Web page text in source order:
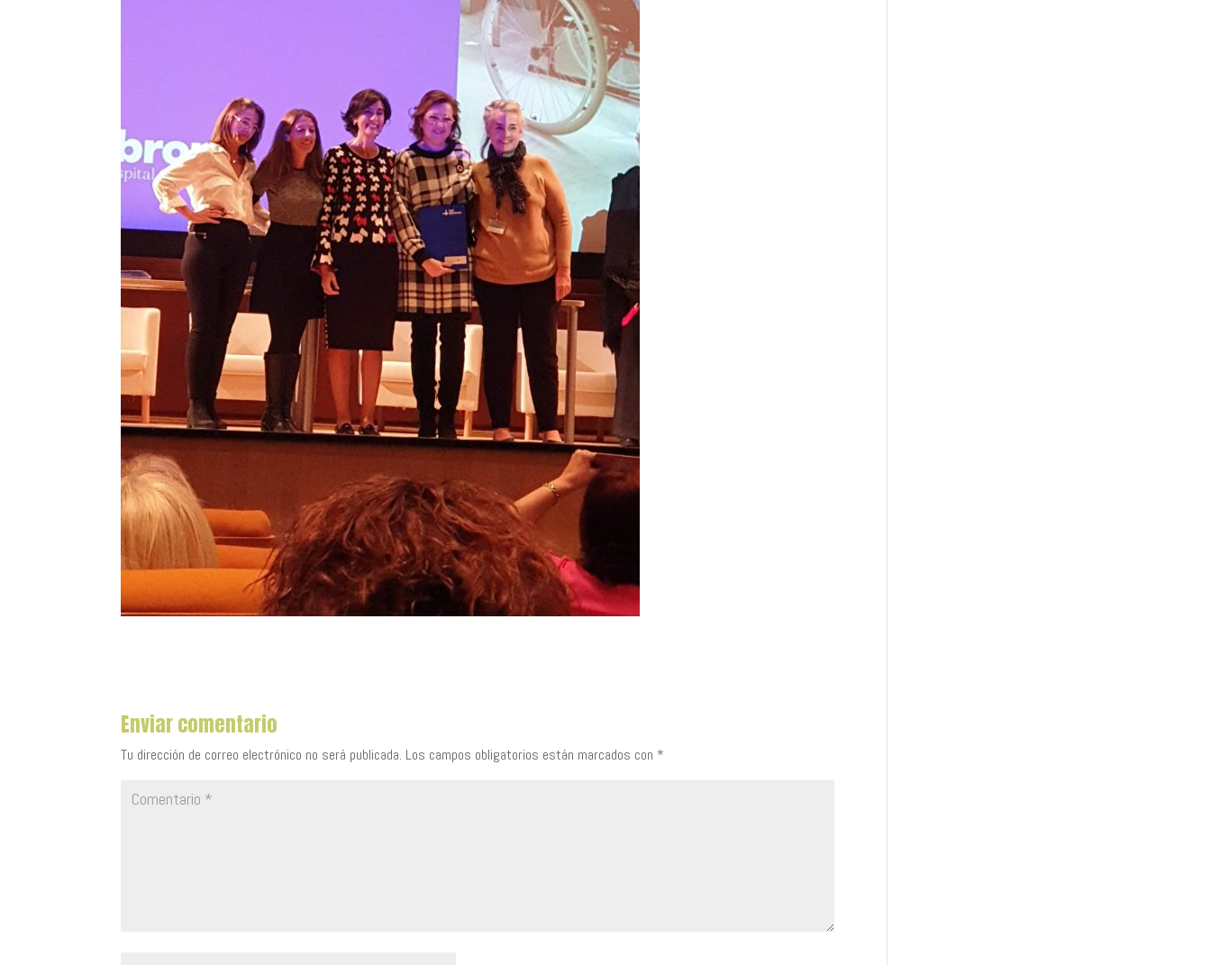
Enviar comentario
Tu dirección de correo electrónico no será publicada. Los campos obligatorios están marcados con *